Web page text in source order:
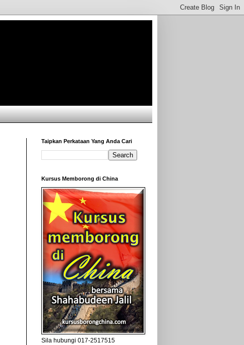
Taipkan Perkataan Yang Anda Cari
Kursus Memborong di China
Sila hubungi 017-2517515